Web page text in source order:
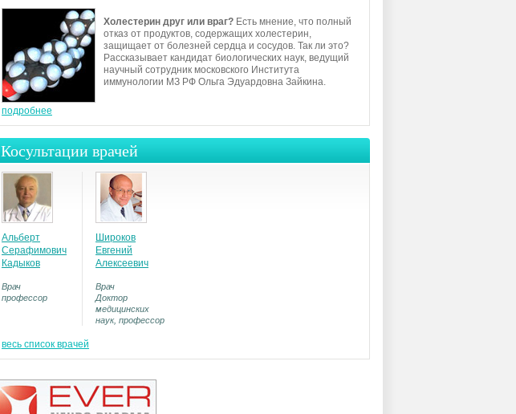
Холестерин друг или враг? Есть мнение, что полный
отказ от продуктов, содержащих холестерин,
защищает от болезней сердца и сосудов. Так ли это?
Рассказывает кандидат биологических наук, ведущий
научный сотрудник московского Института
иммунологии МЗ РФ Ольга Эдуардовна Зайкина.
подробнее
Косультации врачей
Альберт
Серафимович
Кадыков
Врач
профессор
Широков
Евгений
Алексеевич
Врач
Доктор
медицинских
наук, профессор
весь список врачей